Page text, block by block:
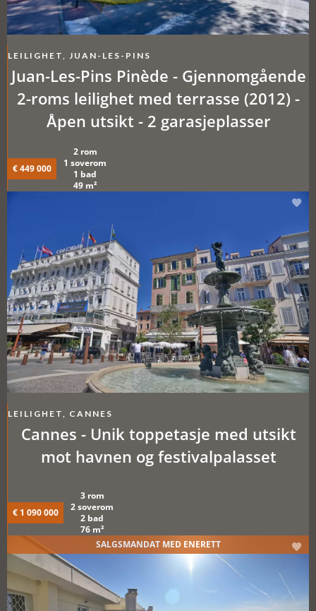
LEILIGHET, JUAN-LES-PINS
Juan-Les-Pins Pinède - Gjennomgående
2-roms leilighet med terrasse (2012) -
Åpen utsikt - 2 garasjeplasser
€ 449 000
2 rom
1 soverom
1 bad
49 m²
LEILIGHET, CANNES
Cannes - Unik toppetasje med utsikt
mot havnen og festivalpalasset
€ 1 090 000
3 rom
2 soverom
2 bad
76 m²
SALGSMANDAT MED ENERETT